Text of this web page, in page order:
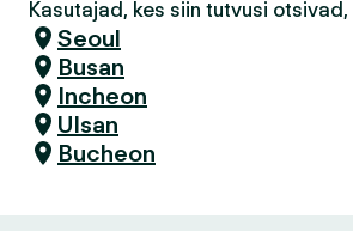
Kasutajad, kes siin tutvusi
Seoul
Busan
Incheon
Ulsan
Bucheon